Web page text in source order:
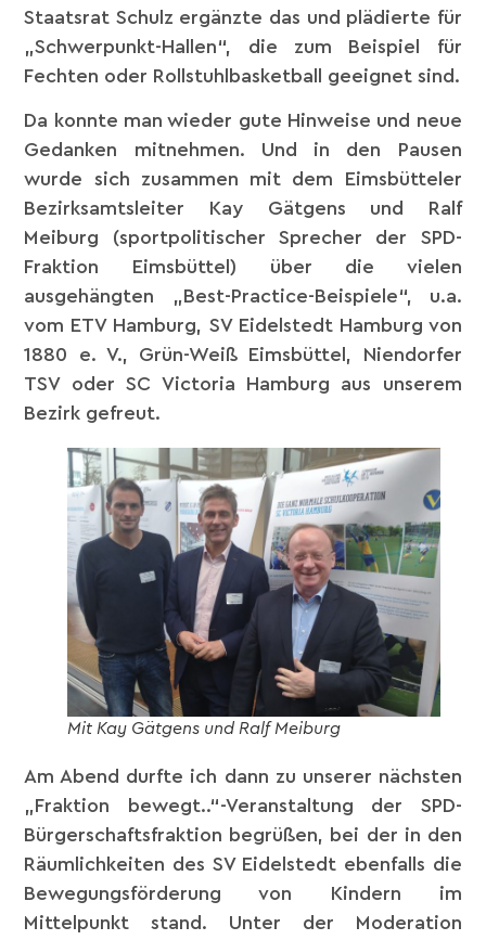
Staatsrat Schulz ergänzte das und plädierte für
„Schwerpunkt-Hallen“, die zum Beispiel für
Fechten oder Rollstuhlbasketball geeignet sind.
Da konnte man wieder gute Hinweise und neue
Gedanken mitnehmen. Und in den Pausen
wurde sich zusammen mit dem Eimsbütteler
Bezirksamtsleiter Kay Gätgens und Ralf
Meiburg (sportpolitischer Sprecher der SPD-
Fraktion Eimsbüttel ) über die vielen
ausgehängten „Best-Practice-Beispiele“, u.a.
vom ETV Hamburg, SV Eidelstedt Hamburg von
1880 e. V., Grün-Weiß Eimsbüttel , Niendorfer
TSVoderSC Victoria Hamburg aus unserem
Bezirk gefreut.
Mit Kay Gätgens und Ralf Meiburg
Am Abend durfte ich dann zu unserer nächsten
„Fraktion bewegt..“-Veranstaltung der SPD-
Bürgerschaftsfraktion begrüßen, bei der in den
Räumlichkeiten des SV Eidelstedt ebenfalls die
Bewegungsförderung von Kindern im
Mittelpunkt stand. Unter der Moderation